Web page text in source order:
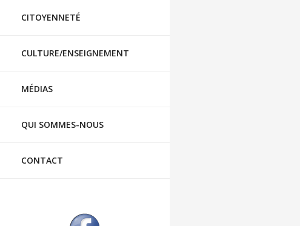
CITOYENNETÉ
CULTURE/ENSEIGNEMENT
MÉDIAS
QUI SOMMES-NOUS
CONTACT